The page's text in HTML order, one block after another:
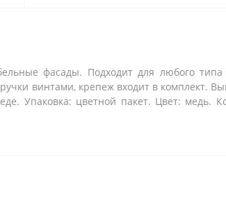
фасады. Подходит для любого
винтами, крепеж входит в комплект.
Упаковка: цветной пакет. Цвет: медь.